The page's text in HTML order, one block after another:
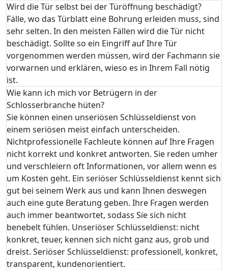
Wird die Tür selbst bei der Türöffnung beschädigt?
Fälle, wo das Türblatt eine Bohrung erleiden muss, sind
sehr selten. In den meisten Fällen wird die Tür nicht
beschädigt. Sollte so ein Eingriff auf Ihre Tür
vorgenommen werden müssen, wird der Fachmann sie
vorwarnen und erklären, wieso es in Ihrem Fall nötig
ist.
Wie kann ich mich vor Betrügern in der
Schlosserbranche hüten?
Sie können einen unseriösen Schlüsseldienst von
einem seriösen meist einfach unterscheiden.
Nichtprofessionelle Fachleute können auf Ihre Fragen
nicht korrekt und konkret antworten. Sie reden umher
und verschleiern oft Informationen, vor allem wenn es
um Kosten geht. Ein seriöser Schlüsseldienst kennt sich
gut bei seinem Werk aus und kann Ihnen deswegen
auch eine gute Beratung geben. Ihre Fragen werden
auch immer beantwortet, sodass Sie sich nicht
benebelt fühlen. Unseriöser Schlüsseldienst: nicht
konkret, teuer, kennen sich nicht ganz aus, grob und
dreist. Seriöser Schlüsseldienst: professionell, konkret,
transparent, kundenorientiert.